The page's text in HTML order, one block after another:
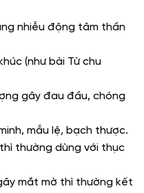
nhiễu động tâm thần
(như bài Từ chu
gây đau đầu, chóng
mẫu lệ, bạch thược.
thường dùng với thục
mắt mờ thì thường kết